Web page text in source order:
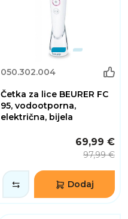
050.302.004
Četka za lice BEURER FC
95, vodootporna,
električna, bijela
69,99 €
97,99 €
Dodaj